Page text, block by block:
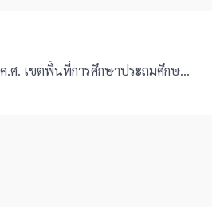
สพป.บุรีรัมย์ เขต 4 จัดประชุม อ.ก.ค.ศ. เขตพื้นที่การศึกษาประถมศึกษาบุรีรัมย์ เขต 4 ครั้งที่ 11/2568